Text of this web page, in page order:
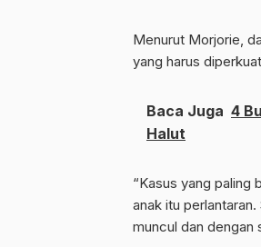
Menurut Morjorie,
yang harus
Baca Juga 4
Halut
“Kasus yang paling
anak itu
muncul dan dengan